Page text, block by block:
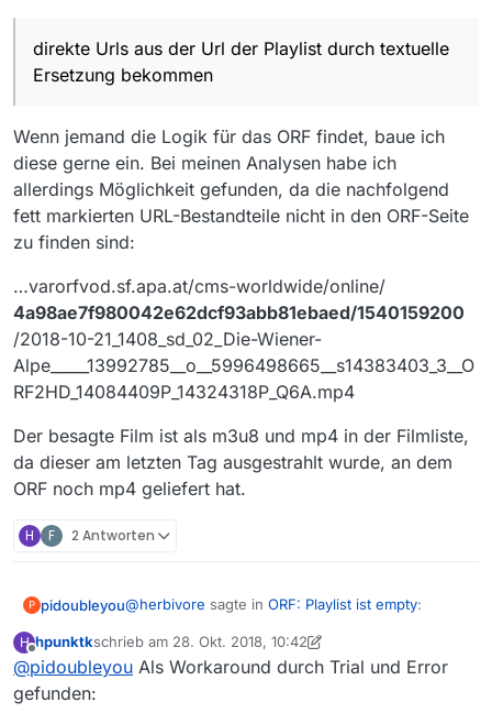
so dass in der Filmliste weiter die direkten Video-
Urls enthalten wären.
InWDR Filme nicht mehr ladbarhatte ich eine
Umsetzung für WDR-Urls beschrieben und im
durchführt. Damit will ich sagen, dass ein solches
Verfahren durchaus praktikabel wäre.
direkte Urls aus der Url der Playlist durch textuelle
Ersetzung bekommen
Wenn jemand die Logik für das ORF findet, baue ich
diese gerne ein. Bei meinen Analysen habe ich
allerdings Möglichkeit gefunden, da die nachfolgend
fett markierten URL-Bestandteile nicht in den ORF-Seite
zu finden sind:
…varorfvod.sf.apa.at/cms-worldwide/online/
4a98ae7f980042e62dcf93abb81ebaed/1540159200
/2018-10-21_1408_sd_02_Die-Wiener-
Alpe_____13992785__o__5996498665__s14383403_3__O
RF2HD_14084409P_14324318P_Q6A.mp4
Der besagte Film ist als m3u8 und mp4 in der Filmliste,
da dieser am letzten Tag ausgestrahlt wurde, an dem
ORF noch mp4 geliefert hat.
H F 2 Antworten
P pidoubleyou@herbivore sagte in ORF: Playlist ist empty:
direkte Urls aus der Url der Playlist durch
H
Offline
hpunktkschrieb am 28. Okt. 2018, 10:42
zuletzt editiert von hpunktk
@pidoubleyou Als Workaround durch Trial und Error
gefunden: